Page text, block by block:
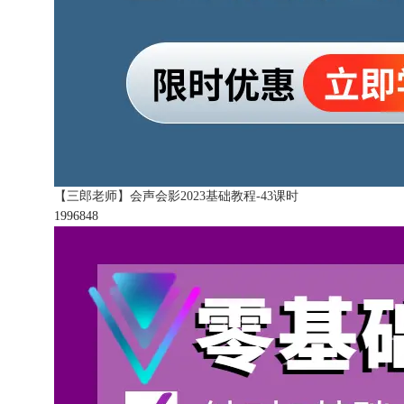
【三郎老师】会声会影2023基础教程-43课时
1996848